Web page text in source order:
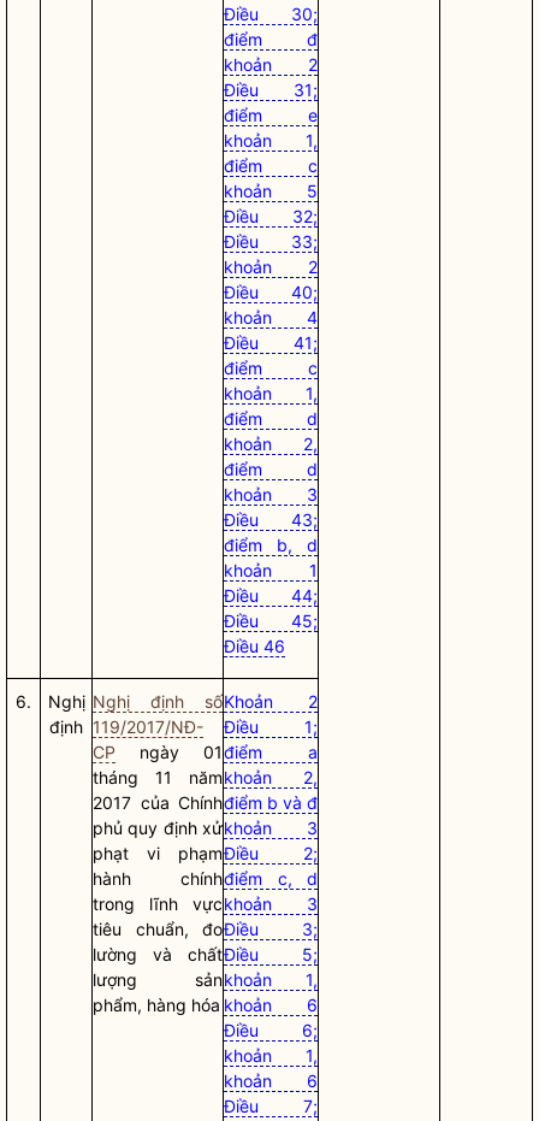
Điều 30;
điểm đ
khoản 2
Điều 31;
điểm e
khoản 1,
điểm c
khoản 5
Điều 32;
Điều 33;
khoản 2
Điều 40;
khoản 4
Điều 41;
điểm c
khoản 1,
điểm d
khoản 2,
điểm d
khoản 3
Điều 43;
điểm b, d
khoản 1
Điều 44;
Điều 45;
Điều 46
6.
Nghị
định
Nghị định số
119/2017/NĐ-
CP ngày 01
tháng 11 năm
2017 của Chính
phủ quy định xử
phạt vi phạm
hành chính
trong lĩnh vực
tiêu chuẩn, đo
lường và chất
lượng sản
phẩm, hàng hóa
Khoản 2
Điều 1;
điểm a
khoản 2,
điểm b và đ
khoản 3
Điều 2;
điểm c, d
khoản 3
Điều 3;
Điều 5;
khoản 1,
khoản 6
Điều 6;
khoản 1,
khoản 6
Điều 7;